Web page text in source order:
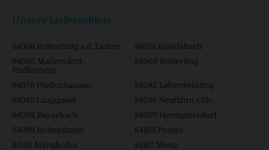
Unsere Liefergebiete
84056 Rottenburg a.d. Laaber
84061 Egoldsbach
84066 Mallersdorf-
Pfaffenberg
84069 Schierling
84076 Pfeffenhausen
84082 Laberweinting
84085 Langquaid
84088 Neufahrn i.Nb.
84092 Bayerbach
84097 Herrngiersdorf
84098 Hohenthann
84103 Postau
84152 Mengkofen
84187 Weng